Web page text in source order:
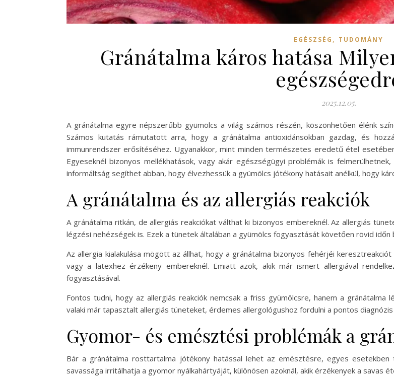
EGÉSZSÉG , TUDOMÁNY
Gránátalma káros hatása
2025.12.05.
A gránátalma egyre népszerűbb gyümölcs a világ számos részén, köszönhetően élénk
Számos kutatás rámutatott arra, hogy a gránátalma antioxidánsokban gazdag, és
immunrendszer erősítéséhez. Ugyanakkor, mint minden természetes eredetű étel
Egyeseknél bizonyos mellékhatások, vagy akár egészségügyi problémák is
informáltság segíthet abban, hogy élvezhessük a gyümölcs jótékony hatásait anélkül, hogy
A gránátalma és az allergiás reakciók
A gránátalma ritkán, de allergiás reakciókat válthat ki bizonyos embereknél. Az allergiás
légzési nehézségek is. Ezek a tünetek általában a gyümölcs fogyasztását követően rövid
Az allergia kialakulása mögött az állhat, hogy a gránátalma bizonyos fehérjéi
vagy a latexhez érzékeny embereknél. Emiatt azok, akik már ismert allergiával
fogyasztásával.
Fontos tudni, hogy az allergiás reakciók nemcsak a friss gyümölcsre, hanem a
valaki már tapasztalt allergiás tüneteket, érdemes allergológushoz fordulni a pontos
Gyomor- és emésztési problémák a
Bár a gránátalma rosttartalma jótékony hatással lehet az emésztésre, egyes
savassága irritálhatja a gyomor nyálkahártyáját, különösen azoknál, akik érzékenyek a savas